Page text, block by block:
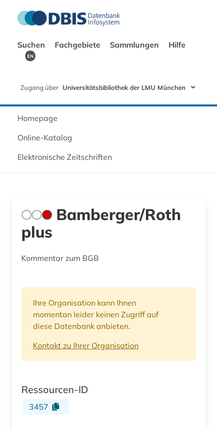
Suchen Fachgebiete Sammlungen Hilfe
EN
Zugang über Universitätsbibliothek der LMU München
Homepage
Online-Katalog
Elektronische Zeitschriften
Bamberger/Roth
plus
Kommentar zum BGB
Ihre Organisation kann Ihnen
momentan leider keinen Zugriff auf
diese Datenbank anbieten.
Kontakt zu Ihrer Organisation
Ressourcen-ID
3457